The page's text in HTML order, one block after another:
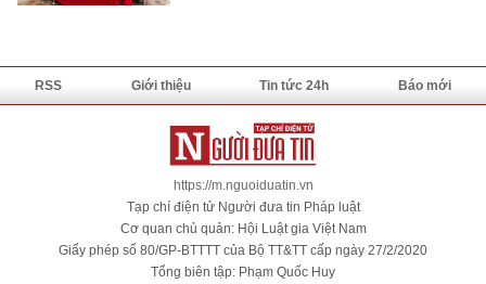
RSS Giới thiệu Tin tức 24h Báo mới
https://m.nguoiduatin.vn
Tạp chí điện tử Người đưa tin Pháp luật
Cơ quan chủ quản: Hội Luật gia Việt Nam
Giấy phép số 80/GP-BTTTT của Bộ TT&TT cấp ngày 27/2/2020
Tổng biên tập: Phạm Quốc Huy